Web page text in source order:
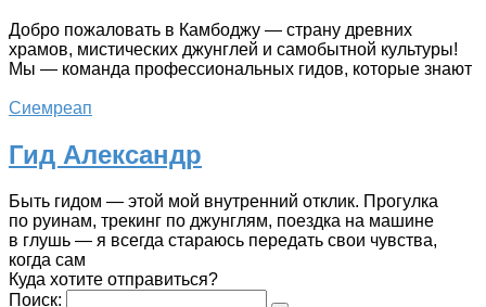
Добро пожаловать в Камбоджу — страну древних
храмов, мистических джунглей и самобытной культуры!
Мы — команда профессиональных гидов, которые знают
Сиемреап
Гид Александр
Быть гидом — этой мой внутренний отклик. Прогулка
по руинам, трекинг по джунглям, поездка на машине
в глушь — я всегда стараюсь передать свои чувства,
когда сам
Куда хотите отправиться?
Поиск: